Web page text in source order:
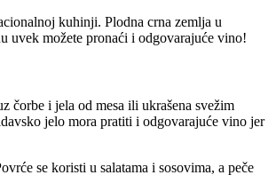
kuhinji. Plodna crna zemlja u
uvek možete pronaći i odgovarajuće vino!
čorbe i jela od mesa ili ukrašena svežim
jelo mora pratiti i odgovarajuće vino jer
se koristi u salatama i sosovima, a peče